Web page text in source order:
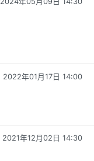
2022年01月17日 14:00
2021年12月02日 14:30